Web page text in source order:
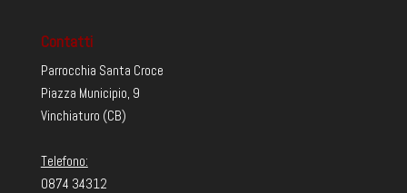
Contatti
Parrocchia Santa Croce
Piazza Municipio, 9
Vinchiaturo (CB)
Telefono:
0874 34312